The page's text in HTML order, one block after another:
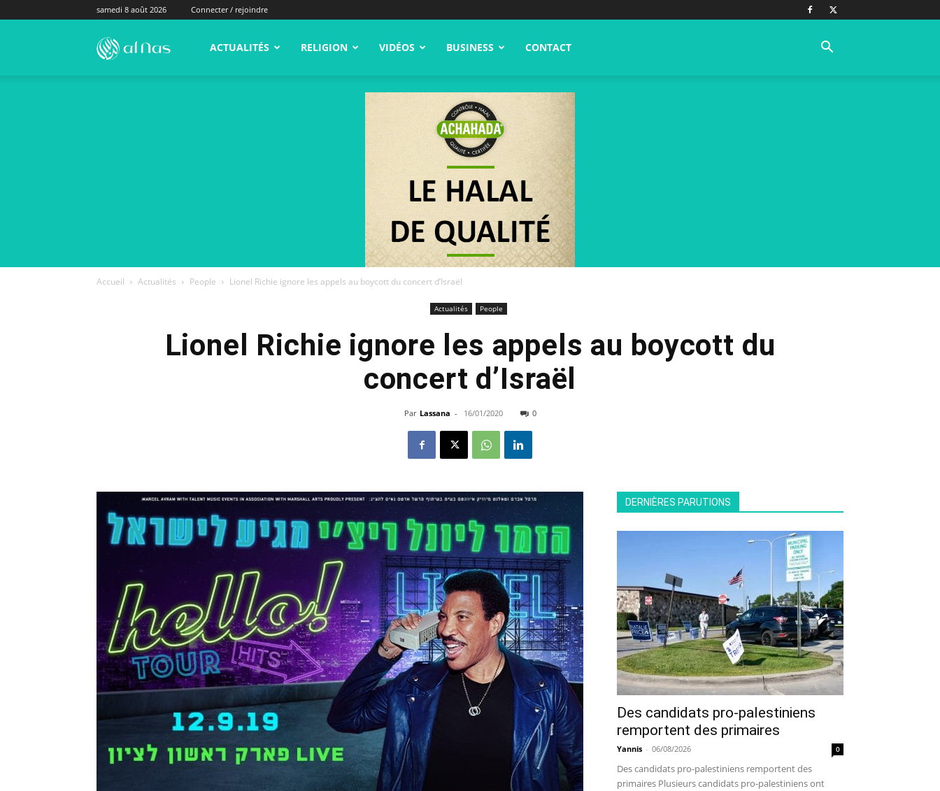
samedi 8 août 2026 Connecter / rejoindre
alNas.fr ACTUALITÉS RELIGION VIDÉOS BUSINESS CONTACT
Accueil Actualités People Lionel Richie ignore les appels au boycott du concert d’Israël
Actualités People
Lionel Richie ignore les appels au boycott du
concert d’Israël
Par Lassana - 16/01/2020 0
DERNIÈRES PARUTIONS
Des candidats pro-palestiniens
remportent des primaires
Yannis - 06/08/2026 0
Des candidats pro-palestiniens remportent des
primaires Plusieurs candidats pro-palestiniens ont